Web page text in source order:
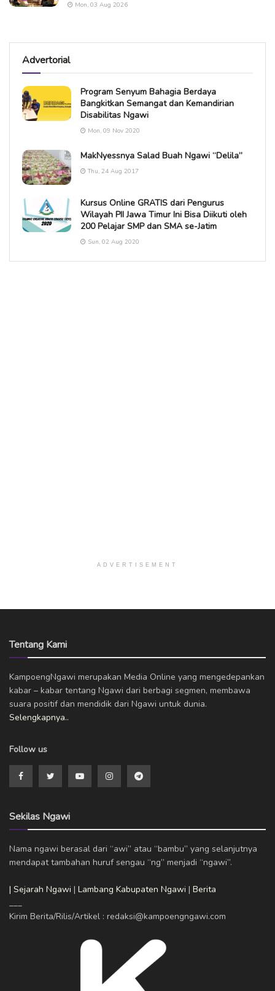
Mon, 03 Aug 2026
Advertorial
Program Senyum Bahagia Berdaya
Bangkitkan Semangat dan Kemandirian
Disabilitas Ngawi
Mon, 09 Nov 2020
MakNyessnya Salad Buah Ngawi “Delila”
Thu, 24 Aug 2017
Kursus Online GRATIS dari Pengurus
Wilayah PII Jawa Timur Ini Bisa Diikuti oleh
200 Pelajar SMP dan SMA se-Jatim
Sun, 02 Aug 2020
ADVERTISEMENT
Tentang Kami
KampoengNgawi merupakan Media Online yang mengedepankan
kabar – kabar tentang Ngawi dari berbagi segmen, membawa
suara positif dan mendidik dari Ngawi untuk dunia.
Selengkapnya..
Follow us
Sekilas Ngawi
Nama ngawi berasal dari “awi” atau “bambu” yang selanjutnya
mendapat tambahan huruf sengau “ng” menjadi “ngawi”.
| Sejarah Ngawi | Lambang Kabupaten Ngawi | Berita
___
Kirim Berita/Rilis/Artikel : redaksi@kampoengngawi.com